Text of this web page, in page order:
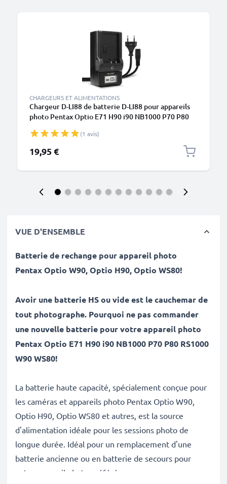
CHARGEURS ET ALIMENTATIONS
Chargeur D-LI88 de batterie D-LI88 pour appareils
photo Pentax Optio E71 H90 i90 NB1000 P70 P80
(1 avis)
19,95 €
VUE D'ENSEMBLE
Batterie de rechange pour appareil photo
PentaxOptio W90, Optio H90, Optio WS80!
Avoir une batterie HS ou vide est le cauchemar de
tout photographe. Pourquoi ne pas commander
une nouvelle batterie pour votre appareil photo
Pentax Optio E71 H90 i90 NB1000 P70 P80 RS1000
W90 WS80!
La batterie haute capacité, spécialement conçue pour
les caméras et appareils photo Pentax Optio W90,
Optio H90, Optio WS80 et autres, est la source
d'alimentation idéale pour les sessions photo de
longue durée. Idéal pour un remplacement d'une
batterie ancienne ou en batterie de secours pour
votre appareil photo préféré.